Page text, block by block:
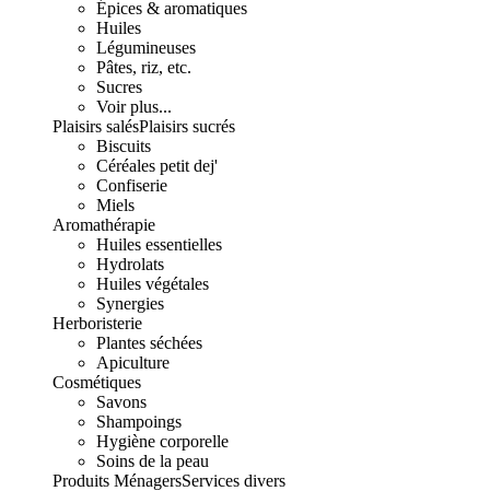
Épices & aromatiques
Huiles
Légumineuses
Pâtes, riz, etc.
Sucres
Voir plus...
Plaisirs salésPlaisirs sucrés
Biscuits
Céréales petit dej'
Confiserie
Miels
Aromathérapie
Huiles essentielles
Hydrolats
Huiles végétales
Synergies
Herboristerie
Plantes séchées
Apiculture
Cosmétiques
Savons
Shampoings
Hygiène corporelle
Soins de la peau
Produits MénagersServices divers